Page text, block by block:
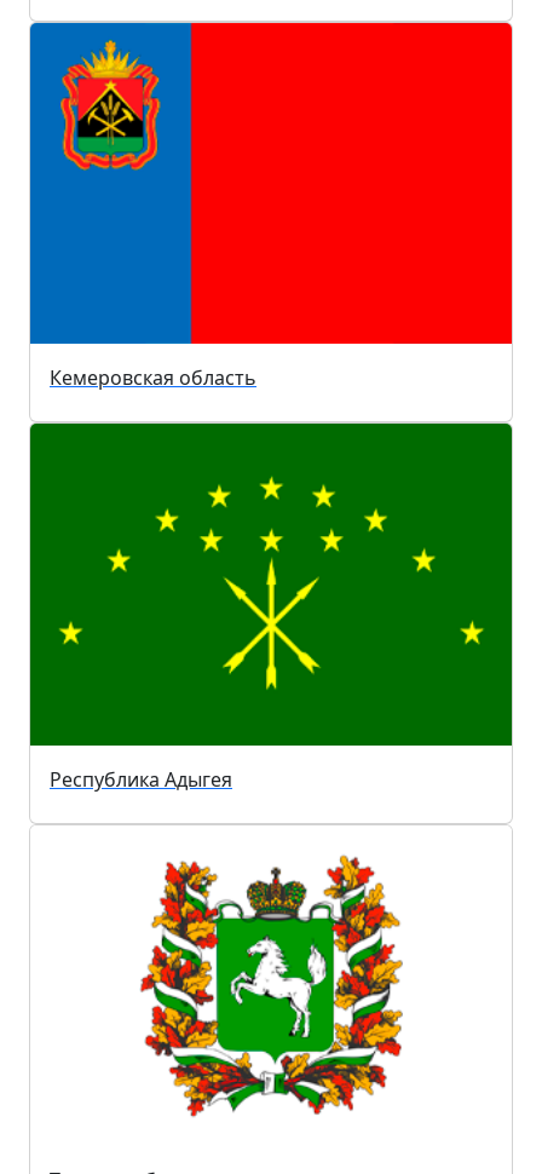
Кемеровская область
Республика Адыгея